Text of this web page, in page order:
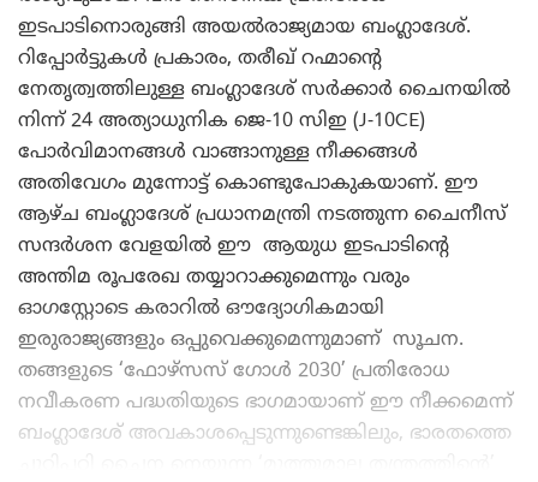
ഇടപാടിനൊരുങ്ങി അയൽരാജ്യമായ ബംഗ്ലാദേശ്.
റിപ്പോർട്ടുകൾ പ്രകാരം, തരീഖ് റഹ്മാന്റെ
നേതൃത്വത്തിലുള്ള ബംഗ്ലാദേശ് സർക്കാർ ചൈനയിൽ
നിന്ന് 24 അത്യാധുനിക ജെ-10 സിഇ (J-10CE)
പോർവിമാനങ്ങൾ വാങ്ങാനുള്ള നീക്കങ്ങൾ
അതിവേഗം മുന്നോട്ട് കൊണ്ടുപോകുകയാണ്. ഈ
ആഴ്ച ബംഗ്ലാദേശ് പ്രധാനമന്ത്രി നടത്തുന്ന ചൈനീസ്
സന്ദർശന വേളയിൽ ഈ ആയുധ ഇടപാടിന്റെ
അന്തിമ രൂപരേഖ തയ്യാറാക്കുമെന്നും വരും
ഓഗസ്റ്റോടെ കരാറിൽ ഔദ്യോഗികമായി
ഇരുരാജ്യങ്ങളും ഒപ്പുവെക്കുമെന്നുമാണ് സൂചന.
തങ്ങളുടെ ‘ഫോഴ്‌സസ് ഗോൾ 2030’ പ്രതിരോധ
നവീകരണ പദ്ധതിയുടെ ഭാഗമായാണ് ഈ നീക്കമെന്ന്
ബംഗ്ലാദേശ് അവകാശപ്പെടുന്നുണ്ടെങ്കിലും, ഭാരതത്തെ